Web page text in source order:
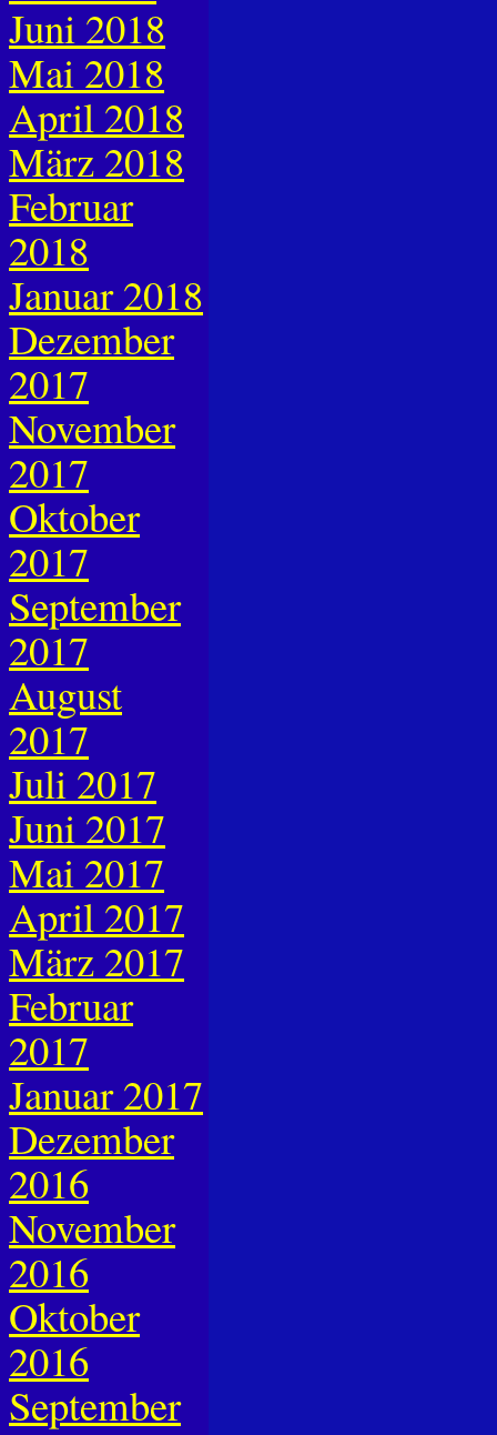
Juni 2018
Mai 2018
April 2018
März 2018
Februar
2018
Januar 2018
Dezember
2017
November
2017
Oktober
2017
September
2017
August
2017
Juli 2017
Juni 2017
Mai 2017
April 2017
März 2017
Februar
2017
Januar 2017
Dezember
2016
November
2016
Oktober
2016
September